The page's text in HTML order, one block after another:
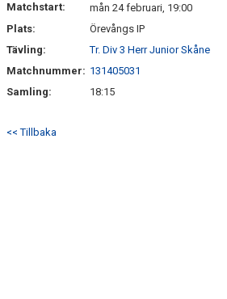
Matchstart:
mån 24 februari, 19:00
Plats:
Örevångs IP
Tävling:
Tr. Div 3 Herr Junior Skåne
Matchnummer: 131405031
Samling:
18:15
<< Tillbaka